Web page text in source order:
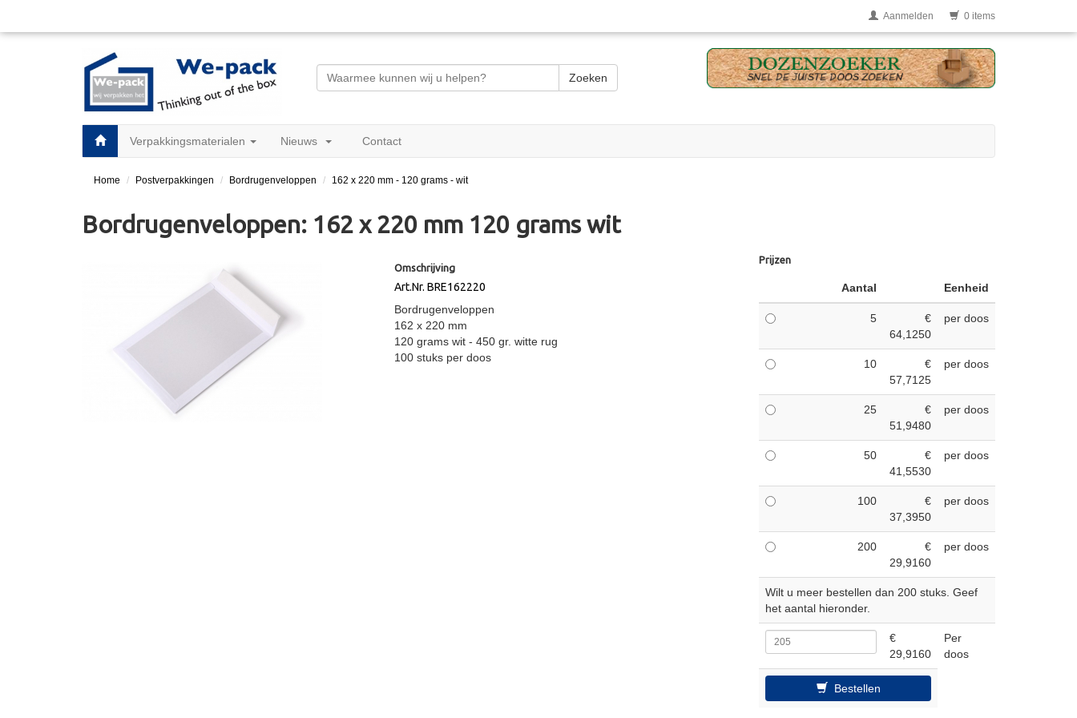
Aanmelden 0 items
Zoeken
Verpakkingsmaterialen Nieuws Contact
Home Postverpakkingen Bordrugenveloppen 162 x 220 mm - 120 grams - wit
Bordrugenveloppen: 162 x 220 mm 120 grams wit
Omschrijving
Art.Nr. BRE162220
Bordrugenveloppen
162 x 220 mm
120 grams wit - 450 gr. witte rug
100 stuks per doos
Prijzen
Aantal Eenheid
5
€
64,1250
per doos
10
€
57,7125
per doos
25
€
51,9480
per doos
50
€
41,5530
per doos
100
€
37,3950
per doos
200
€
29,9160
per doos
Wilt u meer bestellen dan 200 stuks. Geef
het aantal hieronder.
€
29,9160
Per
doos
Bestellen